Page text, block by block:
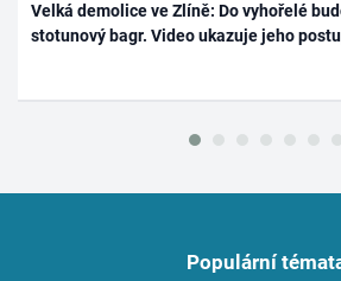
Velká demolice ve Zlíně: Do vyhořelé
stotunový bagr. Video ukazuje jeho
Populární